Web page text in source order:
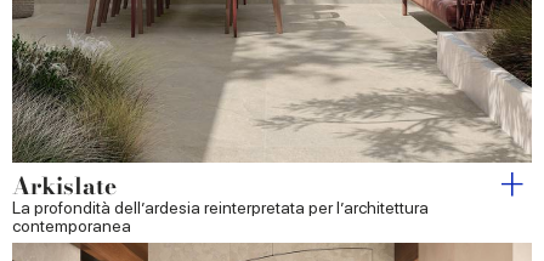
Arkislate
La profondità dell’ardesia reinterpretata per l’architettura
contemporanea